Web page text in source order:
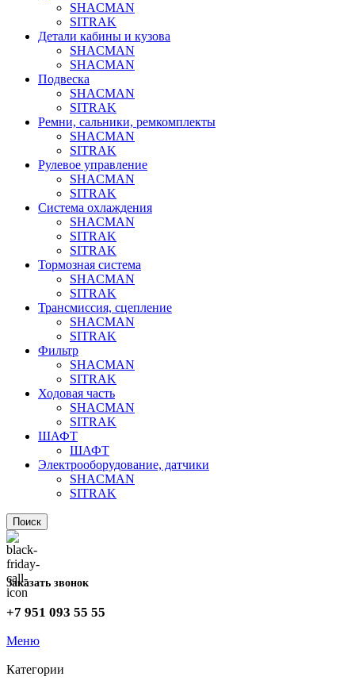
SHACMAN
SITRAK
Детали кабины и кузова
SHACMAN
SHACMAN
Подвеска
SHACMAN
SITRAK
Ремни, сальники, ремкомплекты
SHACMAN
SITRAK
Рулевое управление
SHACMAN
SITRAK
Система охлаждения
SHACMAN
SITRAK
SITRAK
Тормозная система
SHACMAN
SITRAK
Трансмиссия, сцепление
SHACMAN
SITRAK
Фильтр
SHACMAN
SITRAK
Ходовая часть
SHACMAN
SITRAK
ШАФТ
ШАФТ
Электрооборудование, датчики
SHACMAN
SITRAK
Поиск
Заказать звонок
+7 951 093 55 55
Меню
Категории